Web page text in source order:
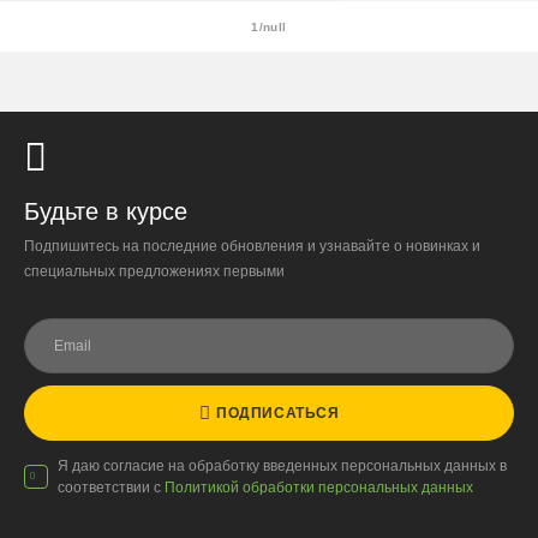
Надёжность
сохранность растений.
1/null
Будьте в курсе
Подпишитесь на последние обновления и узнавайте о новинках и
специальных предложениях первыми
ПОДПИСАТЬСЯ
Я даю согласие на обработку введенных персональных данных в
соответствии с Политикой обработки персональных данных